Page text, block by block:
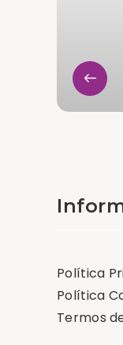
Política
Política
Termos